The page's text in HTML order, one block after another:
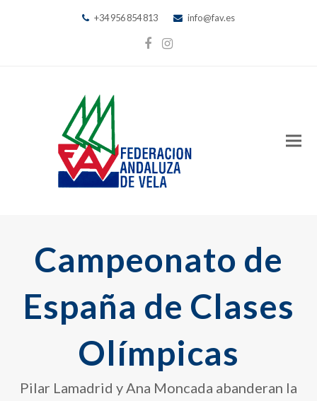
+34 956 854 813 info@fav.es
Facebook
Instagram
Campeonato de
España de Clases
Olímpicas
Pilar Lamadrid y Ana Moncada abanderan la